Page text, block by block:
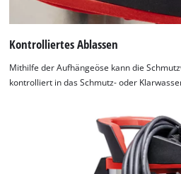
Kontrolliertes Ablassen
Mithilfe der Aufhängeöse kann die
kontrolliert in das Schmutz- oder